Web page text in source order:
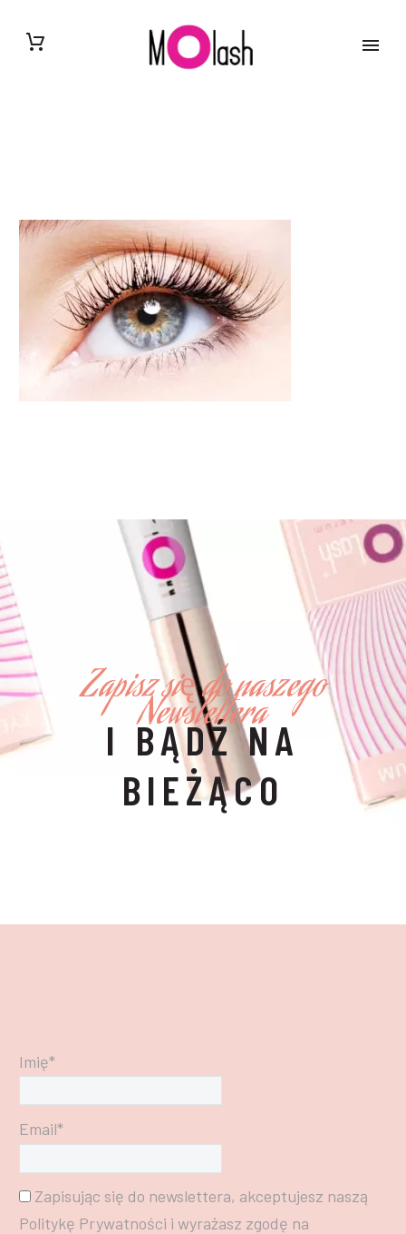
Zapisz się do naszego
Newslettera
I BĄDŹ NA
BIEŻĄCO
Imię*
Email*
Zapisując się do newslettera, akceptujesz naszą
Politykę Prywatności i wyrażasz zgodę na